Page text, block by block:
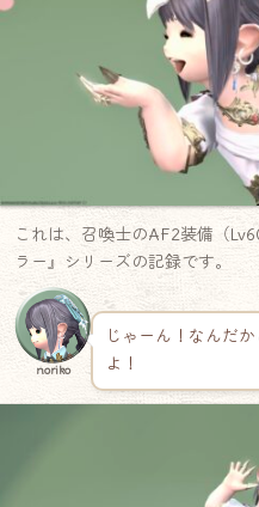
これは、召喚士のAF2装備（
ラー』シリーズの記録です。
noriko
じゃーん！なんだ
よ！